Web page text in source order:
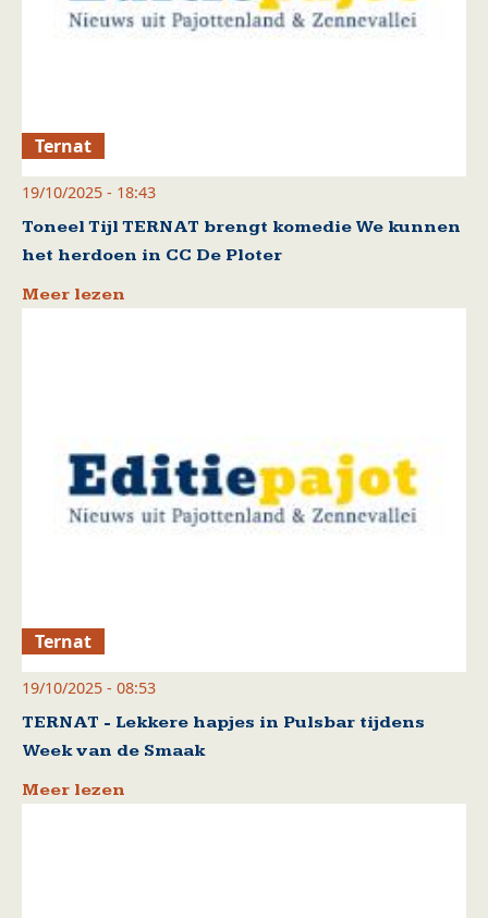
Ternat
19/10/2025 - 18:43
Toneel Tijl TERNAT brengt komedie We kunnen
het herdoen in CC De Ploter
Meer lezen
Ternat
19/10/2025 - 08:53
TERNAT - Lekkere hapjes in Pulsbar tijdens
Week van de Smaak
Meer lezen